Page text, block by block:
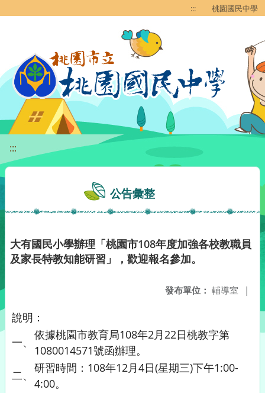
::: 桃園國民中學
:::
公告彙整
大有國民小學辦理「桃園市108年度加強各校教職員
及家長特教知能研習」，歡迎報名參加。
發布單位： 輔導室 |
說明：
一、
依據桃園市教育局108年2月22日桃教字第
1080014571號函辦理。
二、
研習時間：108年12月4日(星期三)下午1:00-
4:00。